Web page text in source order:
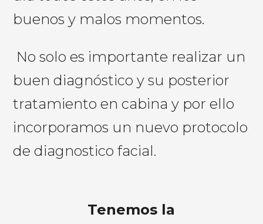
buenos y malos momentos.
No solo es importante realizar un
buen diagnóstico y su posterior
tratamiento en cabina y por ello
incorporamos un nuevo protocolo
de diagnostico facial.
Tenemos la